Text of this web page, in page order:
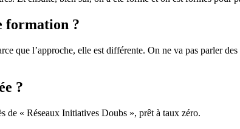
formation ?
que l’approche, elle est différente. On ne va pas parler
?
de « Réseaux Initiatives Doubs », prêt à taux zéro.